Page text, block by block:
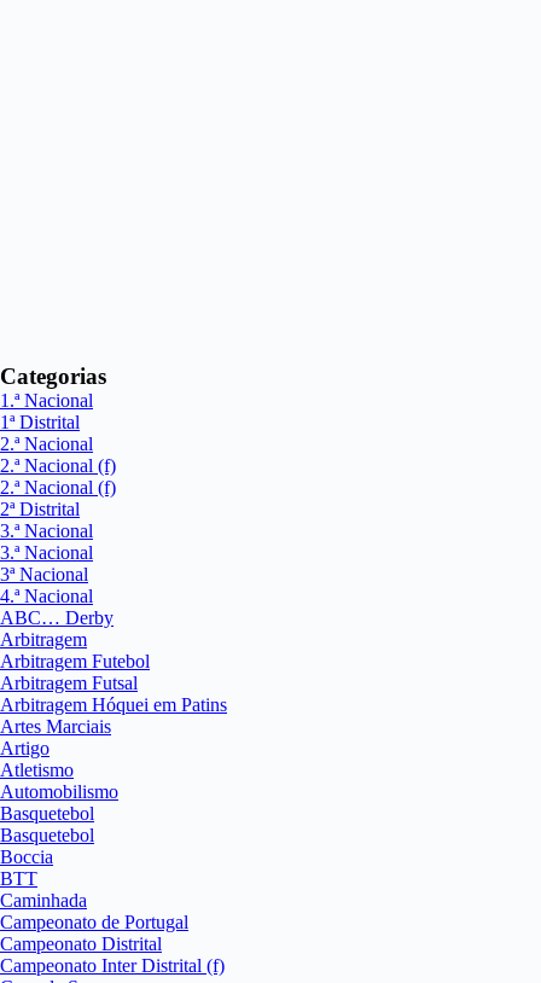
Categorias
1.ª Nacional
1ª Distrital
2.ª Nacional
2.ª Nacional (f)
2.ª Nacional (f)
2ª Distrital
3.ª Nacional
3.ª Nacional
3ª Nacional
4.ª Nacional
ABC… Derby
Arbitragem
Arbitragem Futebol
Arbitragem Futsal
Arbitragem Hóquei em Patins
Artes Marciais
Artigo
Atletismo
Automobilismo
Basquetebol
Basquetebol
Boccia
BTT
Caminhada
Campeonato de Portugal
Campeonato Distrital
Campeonato Inter Distrital (f)